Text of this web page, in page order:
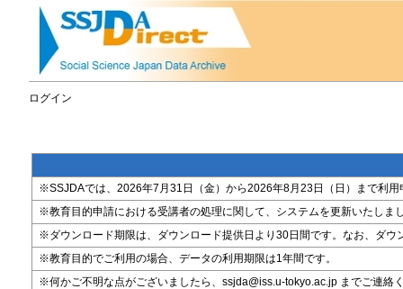
ログイン
※SSJDAでは、2026年7月31日（金）から2026年8月23日（日）まで利
※教育目的申請における受講者の処理に関して、システムを更新いたしま
※ダウンロード期限は、ダウンロード提供日より30日間です。なお、ダ
※教育目的でご利用の場合、データの利用期限は1年間です。
※何かご不明な点がございましたら、ssjda@iss.u-tokyo.ac.jp までご連絡